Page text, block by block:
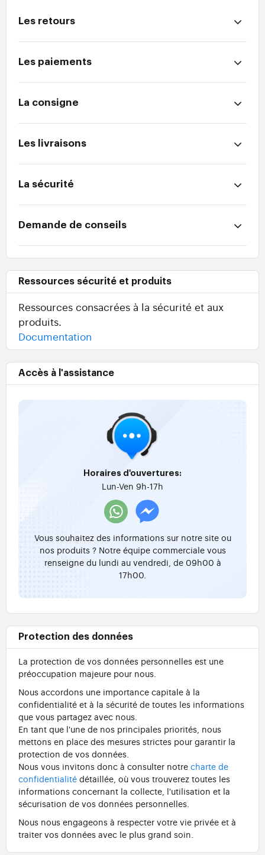
Les retours
Les paiements
La consigne
Les livraisons
La sécurité
Demande de conseils
Ressources sécurité et produits
Ressources consacrées à la sécurité et aux
produits.
Documentation
Accès à l'assistance
Horaires d'ouvertures:
Lun-Ven 9h-17h
Vous souhaitez des informations sur notre site ou
nos produits ? Notre équipe commerciale vous
renseigne du lundi au vendredi, de 09h00 à
17h00.
Protection des données
La protection de vos données personnelles est une
préoccupation majeure pour nous.
Nous accordons une importance capitale à la
confidentialité et à la sécurité de toutes les informations
que vous partagez avec nous.
En tant que l'une de nos principales priorités, nous
mettons en place des mesures strictes pour garantir la
protection de vos données.
Nous vous invitons donc à consulter notre charte de
confidentialité détaillée, où vous trouverez toutes les
informations concernant la collecte, l'utilisation et la
sécurisation de vos données personnelles.
Nous nous engageons à respecter votre vie privée et à
traiter vos données avec le plus grand soin.